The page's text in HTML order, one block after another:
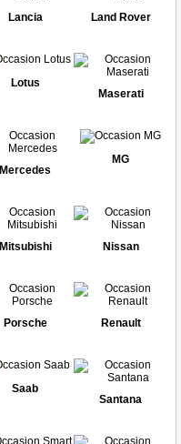
Lancia Land Rover
Lotus
Maserati
Mercedes
MG
Mitsubishi
Nissan
Porsche Renault
Saab
Santana